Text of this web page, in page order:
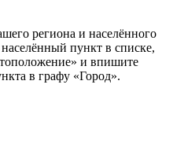
региона и населённого
пункт в списке,
и впишите
в графу «Город».